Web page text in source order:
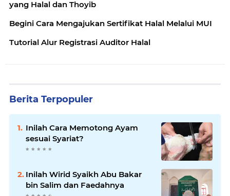
yang Halal dan Thoyib
Begini Cara Mengajukan Sertifikat Halal Melalui MUI
Tutorial Alur Registrasi Auditor Halal
Berita Terpopuler
Inilah Cara Memotong Ayam
sesuai Syariat?
Inilah Wirid Syaikh Abu Bakar
bin Salim dan Faedahnya